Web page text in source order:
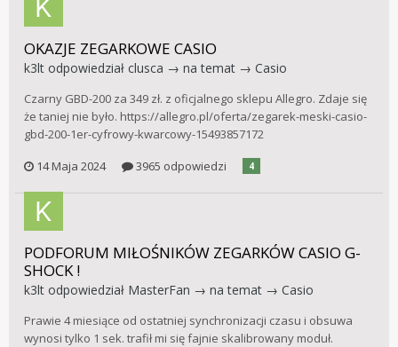
OKAZJE ZEGARKOWE CASIO
k3lt odpowiedział clusca → na temat → Casio
Czarny GBD-200 za 349 zł. z oficjalnego sklepu Allegro. Zdaje się
że taniej nie było. https://allegro.pl/oferta/zegarek-meski-casio-
gbd-200-1er-cyfrowy-kwarcowy-15493857172
14 Maja 2024
3965 odpowiedzi 4
PODFORUM MIŁOŚNIKÓW ZEGARKÓW CASIO G-
SHOCK !
k3lt odpowiedział MasterFan → na temat → Casio
Prawie 4 miesiące od ostatniej synchronizacji czasu i obsuwa
wynosi tylko 1 sek. trafił mi się fajnie skalibrowany moduł.